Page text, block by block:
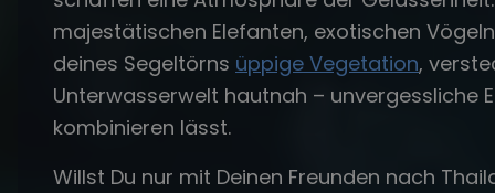
majestätischen Elefanten, exotischen
deines Segeltörns üppige Vegetation,
Unterwasserwelt hautnah – unvergessliche
kombinieren lässt.
Willst Du nur mit Deinen Freunden nach